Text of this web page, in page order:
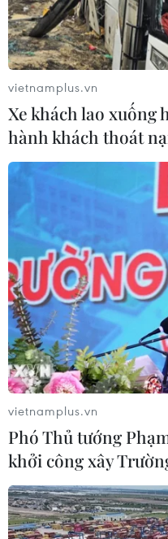
16/08/2020 15:09
Bộ trưởng Quốc phòng
sung nhân lực và máy
người nhập cư di chuyển
Manche.
vietnamplus.vn
Xe khách lao xuống
hành khách thoát
vietnamplus.vn
Phó Thủ tướng
khởi công xây